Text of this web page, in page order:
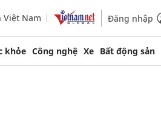
Việt Nam Đăng nhập
khỏe Công nghệ Xe Bất động sản